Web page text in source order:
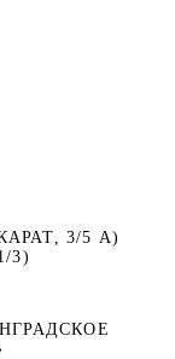
3/5 А)
3)